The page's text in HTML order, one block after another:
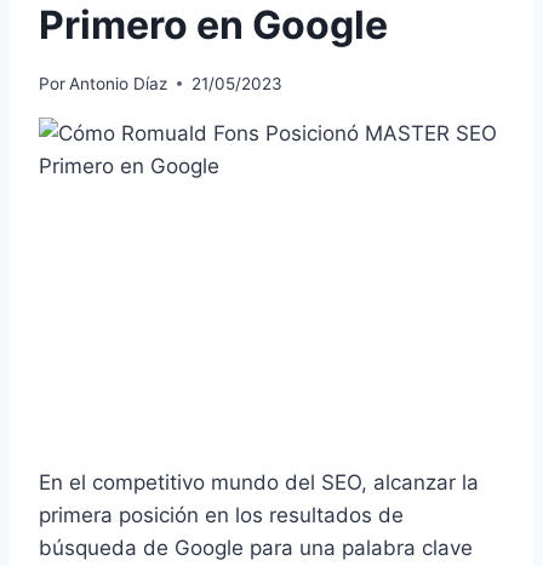
Primero en Google
PorAntonio Díaz 21/05/2023
En el competitivo mundo del SEO, alcanzar la
primera posición en los resultados de
búsqueda de Google para una palabra clave